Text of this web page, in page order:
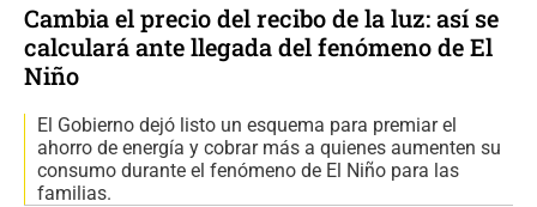
Cambia el precio del recibo de la luz: así se
calculará ante llegada del fenómeno de El
Niño
El Gobierno dejó listo un esquema para premiar el
ahorro de energía y cobrar más a quienes aumenten su
consumo durante el fenómeno de El Niño para las
familias.